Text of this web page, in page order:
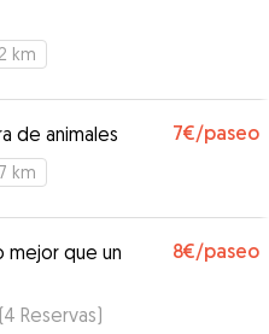
km
de animales 7€/paseo
km
mejor que un
8€/paseo
(4 Reservas)